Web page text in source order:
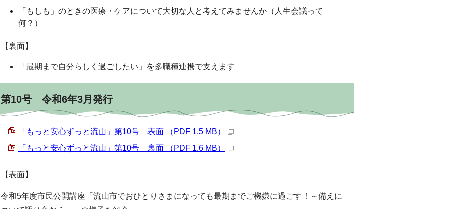
「もしも」のときの医療・ケアについて大切な人と考えてみませんか（人生会議って
何？）
【裏面】
「最期まで自分らしく過ごしたい」を多職種連携で支えます
第10号 令和6年3月発行
「もっと安心ずっと流山」第10号 表面 （PDF 1.5 MB）
「もっと安心ずっと流山」第10号 裏面 （PDF 1.6 MB）
【表面】
令和5年度市民公開講座「流山市でおひとりさまになっても最期までご機嫌に過ごす！～備えに